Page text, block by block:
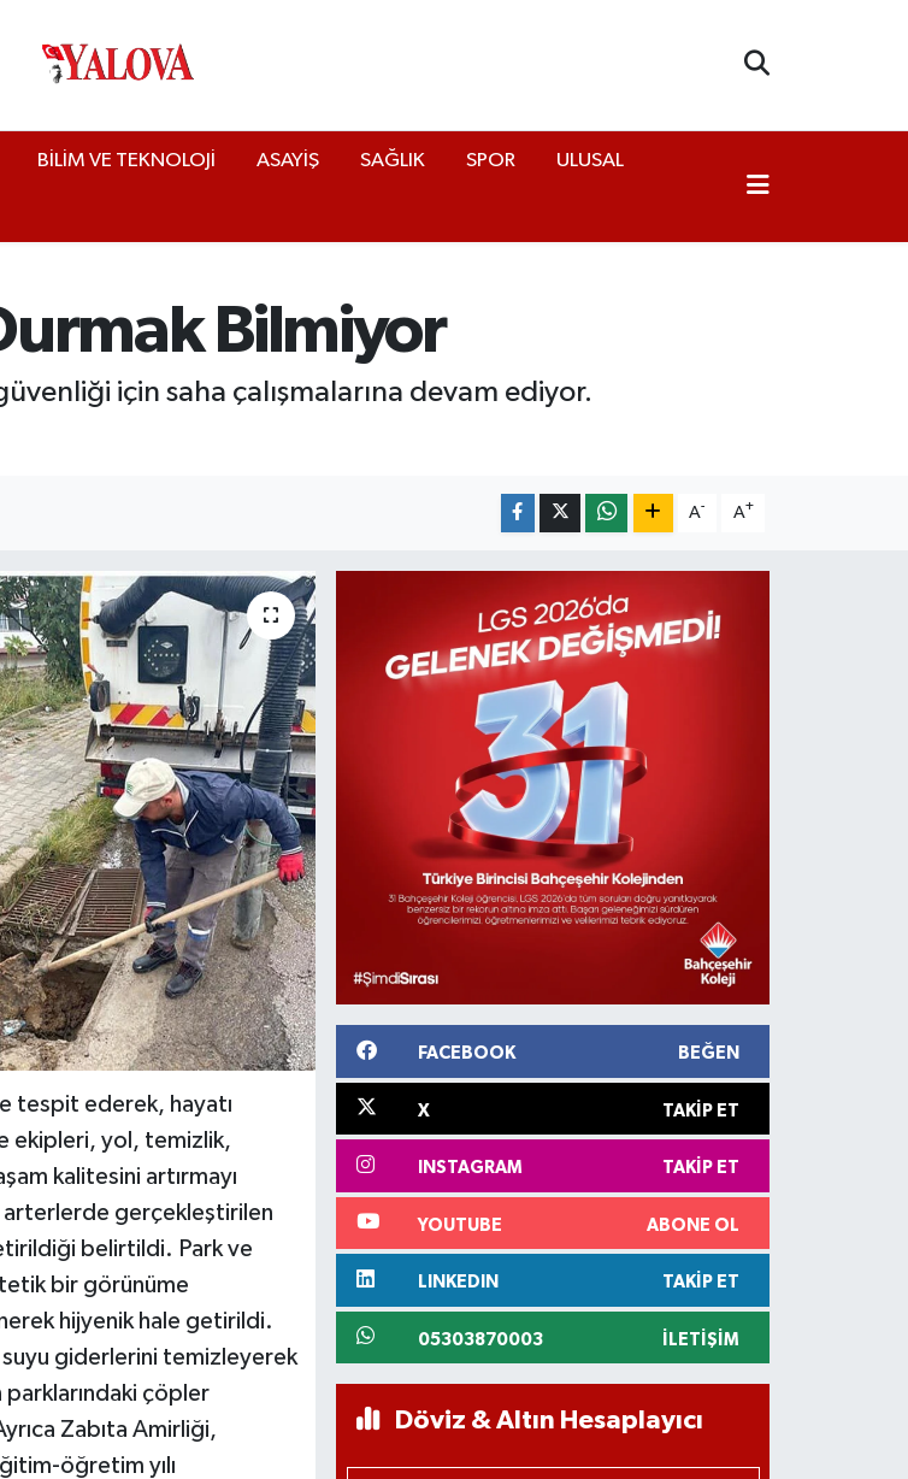
BİLİM VE TEKNOLOJİ ASAYİŞ SAĞLIK SPOR ULUSAL
Bilmiyor
için saha çalışmalarına devam ediyor.
A- A+
tespit ederek, hayatı
ekipleri, yol, temizlik,
kalitesini artırmayı
arterlerde gerçekleştirilen
belirtildi. Park ve
bir görünüme
hijyenik hale getirildi.
suyu giderlerini temizleyerek
parklarındaki çöpler
Zabıta Amirliği,
öğretim yılı
FACEBOOK BEĞEN
X TAKIP ET
INSTAGRAM TAKIP ET
YOUTUBE ABONE OL
LINKEDIN TAKIP ET
05303870003 İLETIŞIM
Döviz & Altın Hesaplayıcı